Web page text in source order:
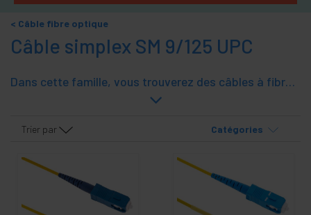
Câble fibre optique
Câble simplex SM 9/125 UPC
Dans cette famille, vous trouverez des câbles à fibres optiques déjà assemblés de différentes longueurs basés sur des connecteurs ST, SC, LC, MTRJ, FDDI et MU. Le câble est simplex d'une fibre, monomode et de type 9/125. Câble à fibre optique dans lequel au moins un des connecteurs a un polissage UPC.
Trier par Catégories